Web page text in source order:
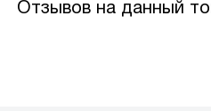
Отзывов на данный